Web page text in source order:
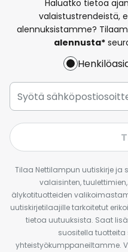
Haluatko tietoa
valaistustrendeistä,
alennuksistamme?
alennusta*
Tilaa Nettilampun uutiskirje ja
valaisinten,
älykotituotteiden
uutiskirjetilaajille tarkoitetut
tietoa uutuuksista. Saat
suositella
yhteistyökumppaneiltamme.